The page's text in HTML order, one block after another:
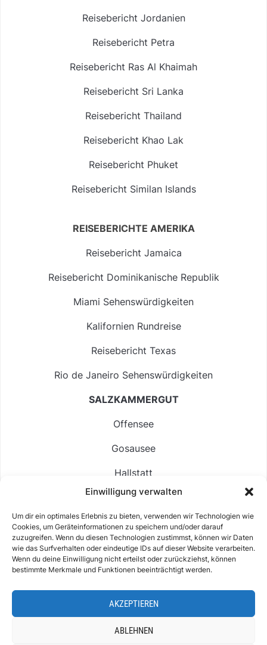
Einwilligung verwalten
Um dir ein optimales Erlebnis zu bieten, verwenden wir Technologien wie
Cookies, um Geräteinformationen zu speichern und/oder darauf
zuzugreifen. Wenn du diesen Technologien zustimmst, können wir Daten
wie das Surfverhalten oder eindeutige IDs auf dieser Website verarbeiten.
Wenn du deine Einwilligung nicht erteilst oder zurückziehst, können
bestimmte Merkmale und Funktionen beeinträchtigt werden.
AKZEPTIEREN
ABLEHNEN
Reisebericht Jordanien
Reisebericht Petra
Reisebericht Ras Al Khaimah
Reisebericht Sri Lanka
Reisebericht Thailand
Reisebericht Khao Lak
Reisebericht Phuket
Reisebericht Similan Islands
REISEBERICHTE AMERIKA
Reisebericht Jamaica
Reisebericht Dominikanische Republik
Miami Sehenswürdigkeiten
Kalifornien Rundreise
Reisebericht Texas
Rio de Janeiro Sehenswürdigkeiten
SALZKAMMERGUT
Offensee
Gosausee
Hallstatt
Langbathsee
Altausseer See
Hintersee
IMPRESSUM & KONTAKT